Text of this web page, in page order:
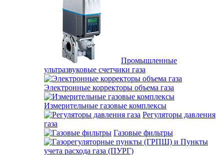
Промышленные
ультразвуковые счетчики газа
Электронные корректоры объема газа
Измерительные газовые комплексы
Регуляторы давления
газа
Газовые фильтры